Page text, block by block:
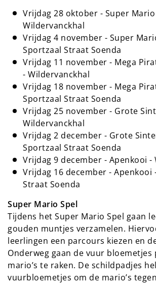
Vrijdag 28 oktober - Super Mario
Wildervanckhal
Vrijdag 4 november - Super
Sportzaal Straat Soenda
Vrijdag 11 november - Mega
- Wildervanckhal
Vrijdag 18 november - Mega
Sportzaal Straat Soenda
Vrijdag 25 november - Grote
Wildervanckhal
Vrijdag 2 december - Grote
Sportzaal Straat Soenda
Vrijdag 9 december - Apenkooi -
Vrijdag 16 december - Apenkooi
Straat Soenda
Super Mario Spel
Tijdens het Super Mario Spel gaan
gouden muntjes verzamelen.
leerlingen een parcours kiezen en
Onderweg gaan de vuur
mario’s te raken. De schildpadjes
vuurbloemetjes om de mario’s